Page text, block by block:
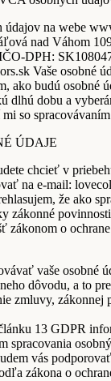
údajov na webe
nad Váhom
DPH:
Vaše osobné
ako budú osobné
dlhú dobu a
so
ÚDAJE
chcieť v
na e-mail:
že ako
zákonné
zákonom o
vaše osobné
dôvodu, a to
zmluvy, zákonnej
13 GDPR
spracovania
vás
zákona o